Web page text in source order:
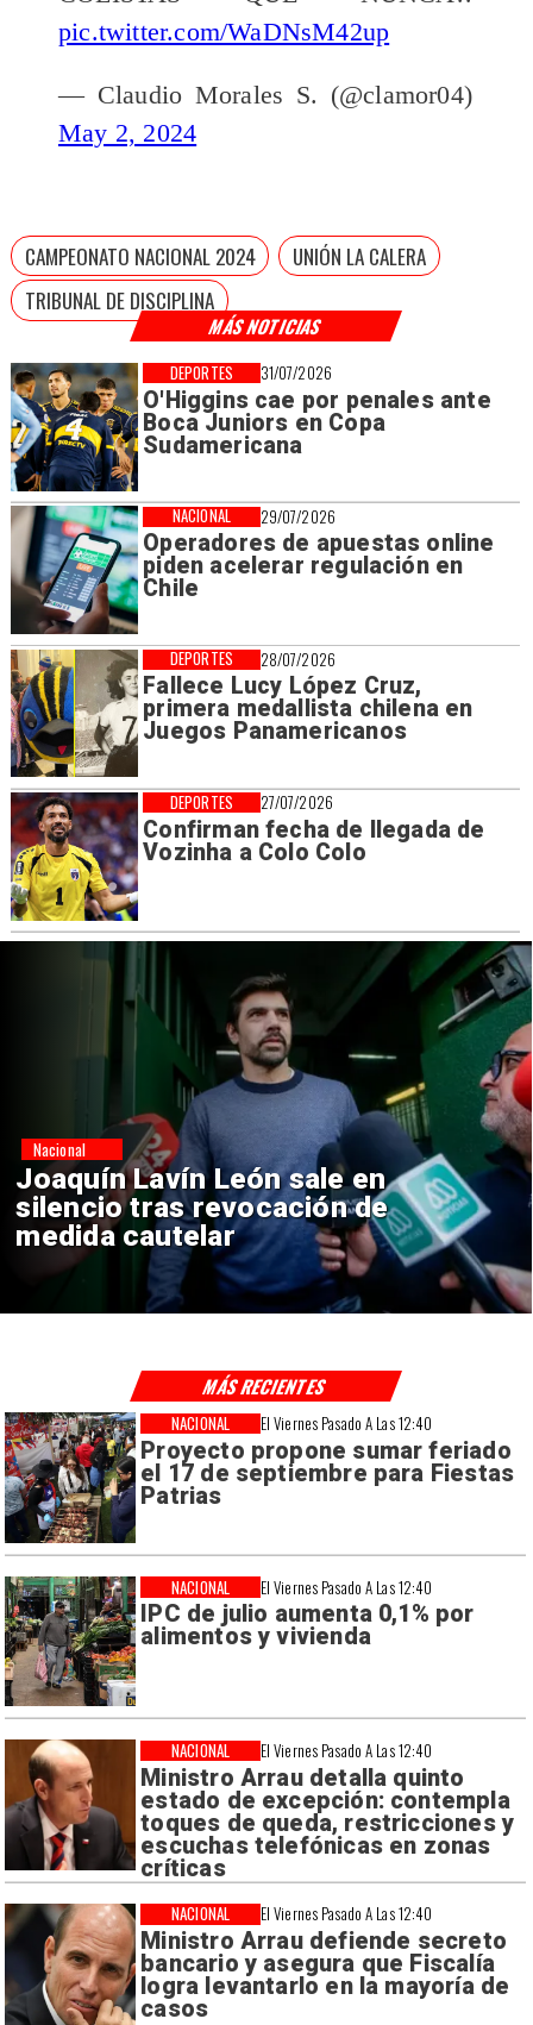
MÁS NOTICIAS
31/07/2026
O'Higgins cae por penales ante
Boca Juniors en Copa
Sudamericana
DEPORTES
29/07/2026
Operadores de apuestas online
piden acelerar regulación en
Chile
NACIONAL
28/07/2026
Fallece Lucy López Cruz,
primera medallista chilena en
Juegos Panamericanos
DEPORTES
27/07/2026
Confirman fecha de llegada de
Vozinha a Colo Colo
DEPORTES
pic.twitter.com/WaDNsM42up
— Claudio Morales S. (@clamor04)
May 2, 2024
CAMPEONATO NACIONAL 2024
UNIÓN LA CALERA
TRIBUNAL DE DISCIPLINA
Chile y Venezuela formalizan
reinicio de relaciones
consulares
Nacional
El Viernes Pasado A Las 12:40
Proyecto propone sumar feriado
el 17 de septiembre para Fiestas
Patrias
NACIONAL
El Viernes Pasado A Las 12:40
IPC de julio aumenta 0,1% por
alimentos y vivienda
NACIONAL
El Viernes Pasado A Las 12:40
Ministro Arrau detalla quinto
estado de excepción: contempla
toques de queda, restricciones y
escuchas telefónicas en zonas
críticas
NACIONAL
El Viernes Pasado A Las 12:40
Ministro Arrau defiende secreto
bancario y asegura que Fiscalía
logra levantarlo en la mayoría de
casos
NACIONAL
MÁS RECIENTES